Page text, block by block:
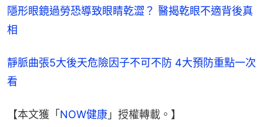
隱形眼鏡過勞恐導致眼睛乾澀？ 醫揭乾眼不適背後真
相
靜脈曲張5大後天危險因子不可不防 4大預防重點一次
看
【本文獲「 NOW健康 」授權轉載。】